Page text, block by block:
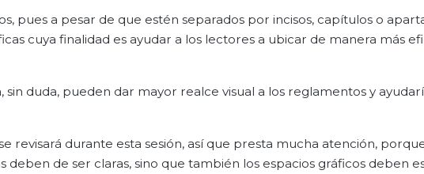
pues a pesar de que estén separados por incisos, capítulos o
cuya finalidad es ayudar a los lectores a ubicar de manera más
sin duda, pueden dar mayor realce visual a los reglamentos y
revisará durante esta sesión, así que presta mucha atención,
de ser claras, sino que también los espacios gráficos deben